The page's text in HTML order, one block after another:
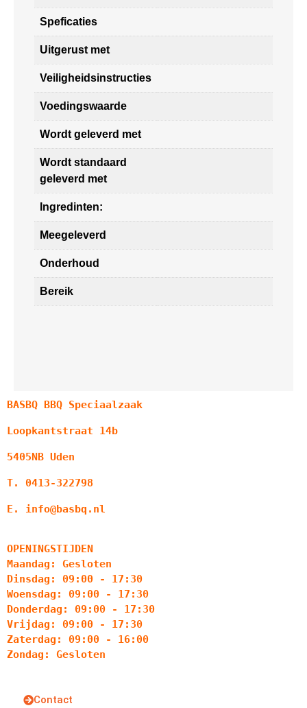
Speficaties
Uitgerust met
Veiligheidsinstructies
Voedingswaarde
Wordt geleverd met
Wordt standaard
geleverd met
Ingredinten:
Meegeleverd
Onderhoud
Bereik
BASBQ BBQ Speciaalzaak
Loopkantstraat 14b
5405NB Uden
T. 0413-322798
E. info@basbq.nl
OPENINGSTIJDEN
Maandag: Gesloten
Dinsdag: 09:00 - 17:30
Woensdag: 09:00 - 17:30
Donderdag: 09:00 - 17:30
Vrijdag: 09:00 - 17:30
Zaterdag: 09:00 - 16:00
Zondag: Gesloten
Contact